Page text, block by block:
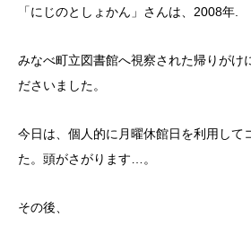
「にじのとしょかん」さんは、2008年.
みなべ町立図書館へ視察された帰りがけ
ださいました。
今日は、個人的に月曜休館日を利用して
た。頭がさがります…。
その後、